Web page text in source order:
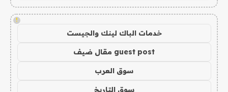
!
خدمات الباك لينك والجيست
guest post مقال ضيف
سوق العرب
سوق التاريخ